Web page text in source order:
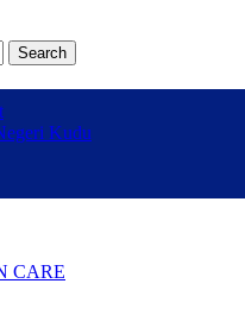
Kudu
RAPI BERWIBAWA
CARE